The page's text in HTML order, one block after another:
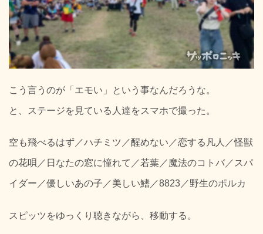
こう言うのが「エモい」という事なんだろうな。
と、ステージを見ている人達をスマホで撮った。
空も飛べるはず／ハチミツ／醒めない／恋する凡人／怪獣
の花唄／日なたの窓に憧れて／若葉／魔法のコトバ／スパ
イダー／優しいあの子／美しい鰭／8823／野生のポルカ
スピッツをゆっくり聴きながら、移動する。